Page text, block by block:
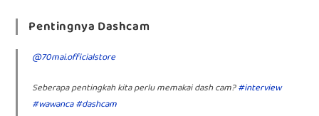
Pentingnya Dashcam
@70mai.officialstore
Seberapa pentingkah kita perlu memakai dash cam?#interview
#wawanca#dashcam